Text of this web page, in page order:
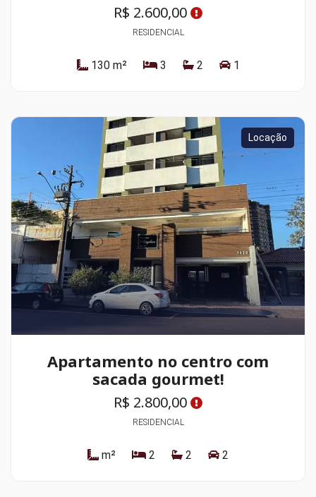
R$ 2.600,00
RESIDENCIAL
130 m² 3 2 1
Locação
Apartamento no centro com
sacada gourmet!
R$ 2.800,00
RESIDENCIAL
m² 2 2 2